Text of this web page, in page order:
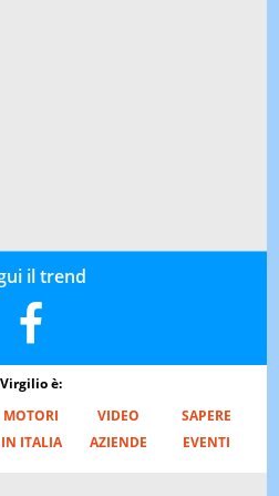
il trend
Virgilio è:
MOTORI VIDEO
SAPERE
IN ITALIA AZIENDE EVENTI